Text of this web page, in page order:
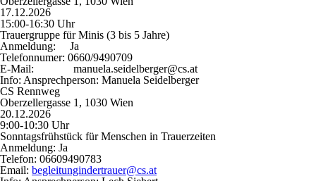
17.12.2026
15:00-16:30 Uhr
Trauergruppe für Minis (3 bis 5 Jahre)
Anmeldung: Ja
Telefonnumer: 0660/9490709
E-Mail:
manuela.seidelberger@cs.at
Info: Ansprechperson: Manuela Seidelberger
CS Rennweg
Oberzellergasse 1, 1030 Wien
20.12.2026
9:00-10:30 Uhr
Sonntagsfrühstück für Menschen in Trauerzeiten
Anmeldung: Ja
Telefon: 06609490783
Email: begleitungindertrauer@cs.at